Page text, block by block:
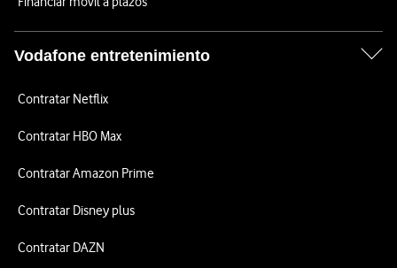
Vodafone entretenimiento
Contratar Netflix
Contratar HBO Max
Contratar Amazon Prime
Contratar Disney plus
Contratar DAZN